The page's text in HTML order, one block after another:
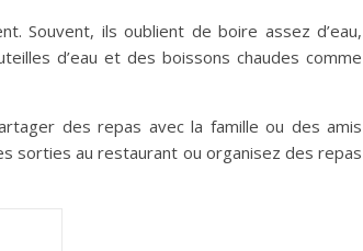
Souvent, ils oublient de boire assez d’eau,
d’eau et des boissons chaudes comme
des repas avec la famille ou des amis
sorties au restaurant ou organisez des repas